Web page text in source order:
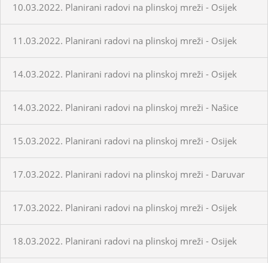
10.03.2022. Planirani radovi na plinskoj mreži - Osijek
11.03.2022. Planirani radovi na plinskoj mreži - Osijek
14.03.2022. Planirani radovi na plinskoj mreži - Osijek
14.03.2022. Planirani radovi na plinskoj mreži - Našice
15.03.2022. Planirani radovi na plinskoj mreži - Osijek
17.03.2022. Planirani radovi na plinskoj mreži - Daruvar
17.03.2022. Planirani radovi na plinskoj mreži - Osijek
18.03.2022. Planirani radovi na plinskoj mreži - Osijek